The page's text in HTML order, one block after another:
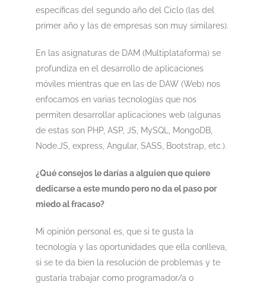
específicas del segundo año del Ciclo (las del
primer año y las de empresas son muy similares).
En las asignaturas de DAM (Multiplataforma) se
profundiza en el desarrollo de aplicaciones
móviles mientras que en las de DAW (Web) nos
enfocamos en varias tecnologías que nos
permiten desarrollar aplicaciones web (algunas
de estas son PHP, ASP, JS, MySQL, MongoDB,
Node.JS, express, Angular, SASS, Bootstrap, etc.).
¿Qué consejos le darías a alguien que quiere
dedicarse a este mundo pero no da el paso por
miedo al fracaso?
Mi opinión personal es, que si te gusta la
tecnología y las oportunidades que ella conlleva,
si se te da bien la resolución de problemas y te
gustaría trabajar como programador/a o